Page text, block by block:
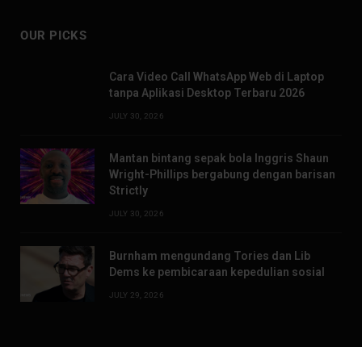
OUR PICKS
Cara Video Call WhatsApp Web di Laptop
tanpa Aplikasi Desktop Terbaru 2026
JULY 30, 2026
Mantan bintang sepak bola Inggris Shaun
Wright-Phillips bergabung dengan barisan
Strictly
JULY 30, 2026
Burnham mengundang Tories dan Lib
Dems ke pembicaraan kepedulian sosial
JULY 29, 2026